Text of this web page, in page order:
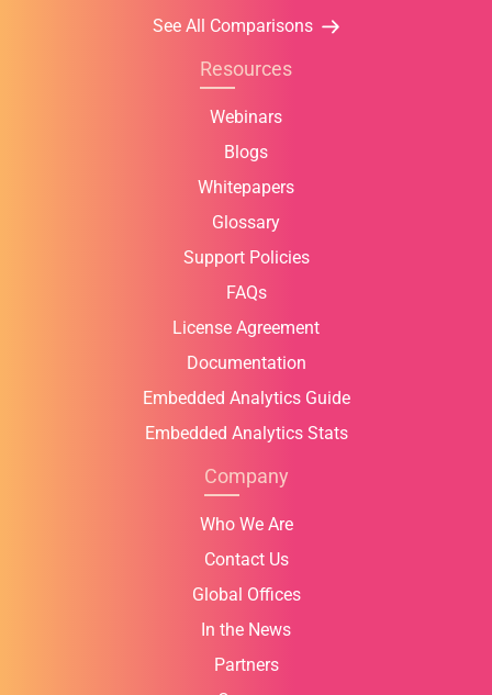
See All Comparisons
Resources
Webinars
Blogs
Whitepapers
Glossary
Support Policies
FAQs
License Agreement
Documentation
Embedded Analytics Guide
Embedded Analytics Stats
Company
Who We Are
Contact Us
Global Offices
In the News
Partners